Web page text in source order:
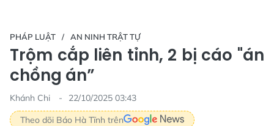
PHÁP LUẬT AN NINH TRẬT TỰ
Trộm cắp liên tỉnh, 2 bị cáo "án
chồng án”
Khánh Chi
22/10/2025 03:43
Theo dõi Báo Hà Tĩnh trên